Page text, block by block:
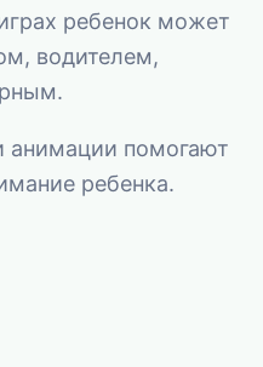
ребенок может
водителем,
анимации помогают
ребенка.